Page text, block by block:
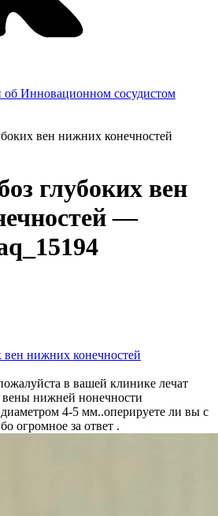
Инновационном сосудистом
вен нижних конечностей
глубоких вен
—
вен нижних конечностей
в вашей клинике лечат
вены нижней нонечности
4-5 мм..оперируете ли вы с
огромное за ответ .